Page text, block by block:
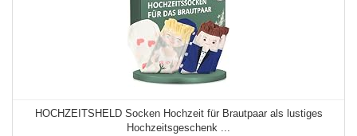
HOCHZEITSHELD Socken Hochzeit für Brautpaar als lustiges
Hochzeitsgeschenk ...